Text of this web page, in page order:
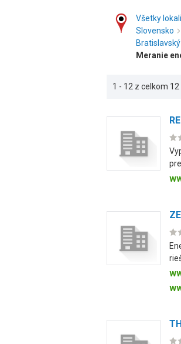
Všetky
Slovensko
Meranie
1 - 12 z celkom